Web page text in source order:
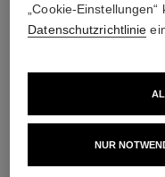
„Cookie-
Datenschutzrichtlinie
NUR